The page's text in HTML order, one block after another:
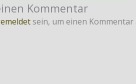
Kommentar
sein, um einen